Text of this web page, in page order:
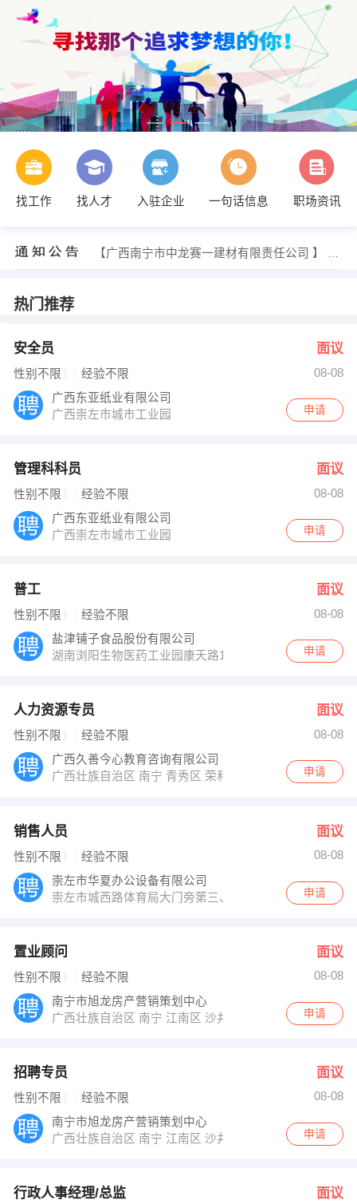
找工作 找人才 入驻企业 一句话信息
职场资讯
【广西南宁市中龙赛一建材有限责任公司 】 强势入驻
龙经理 发布 [销售人员 ] 招聘信息
【崇左市华夏办公设备有限公司 】 强势入驻
热门推荐
安全员 面议
性别不限 经验不限
08-08
广西东亚纸业有限公司
广西崇左市城市工业园
申请
管理科科员 面议
性别不限 经验不限
08-08
广西东亚纸业有限公司
广西崇左市城市工业园
申请
普工 面议
性别不限 经验不限
08-08
盐津铺子食品股份有限公司
湖南浏阳生物医药工业园康天路105号
申请
人力资源专员 面议
性别不限 经验不限
08-08
广西久善今心教育咨询有限公司
广西壮族自治区 南宁 青秀区 荣和中央公园1号楼3301
申请
销售人员 面议
性别不限 经验不限
08-08
崇左市华夏办公设备有限公司
崇左市城西路体育局大门旁第三、四间门面
申请
置业顾问 面议
性别不限 经验不限
08-08
南宁市旭龙房产营销策划中心
广西壮族自治区 南宁 江南区 沙井大道39号融晟海悦城营
申请
招聘专员 面议
性别不限 经验不限
08-08
南宁市旭龙房产营销策划中心
广西壮族自治区 南宁 江南区 沙井大道39号融晟海悦城营
申请
行政人事经理/总监 面议